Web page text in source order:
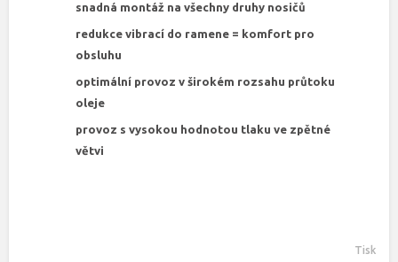
snadná montáž na všechny druhy nosičů
redukce vibrací do ramene = komfort pro
obsluhu
optimální provoz v širokém rozsahu průtoku
oleje
provoz s vysokou hodnotou tlaku ve zpětné
větvi
Tisk